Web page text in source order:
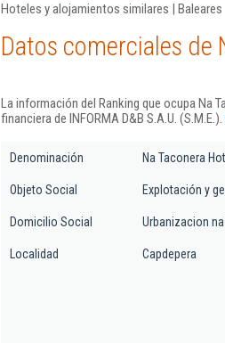
Hoteles y alojamientos similares | Baleares
Datos comerciales de
La información del Ranking que ocupa Na
financiera de INFORMA D&B S.A.U. (S.M.E.).
Denominación Na Taconera
Objeto Social Explotación y
Domicilio Social Urbanizacion
Localidad Capdepera